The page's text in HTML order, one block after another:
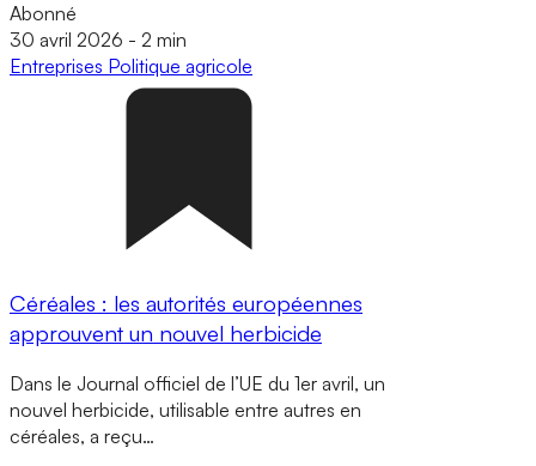
Abonné
30 avril 2026 - 2 min
Entreprises Politique agricole
Céréales : les autorités européennes
approuvent un nouvel herbicide
Dans le Journal officiel de l’UE du 1er avril, un
nouvel herbicide, utilisable entre autres en
céréales, a reçu…